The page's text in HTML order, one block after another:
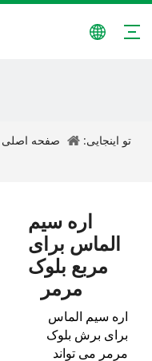
تو اینجایی: صفحه اصلی
اره سیم
الماس برای
مربع بلوک
مرمر
اره سیم الماس
برای برش بلوک
مرمر می تواند